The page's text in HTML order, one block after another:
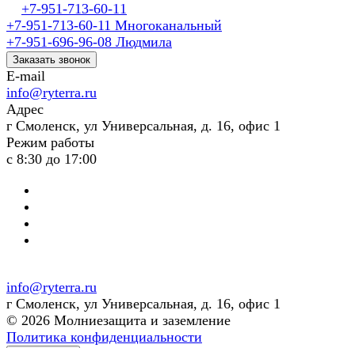
+7-951-713-60-11
+7-951-713-60-11 Многоканальный
+7-951-696-96-08 Людмила
Заказать звонок
E-mail
info@ryterra.ru
Адрес
г Смоленск, ул Универсальная, д. 16, офис 1
Режим работы
с 8:30 до 17:00
info@ryterra.ru
г Смоленск, ул Универсальная, д. 16, офис 1
© 2026 Молниезащита и заземление
Политика конфиденциальности